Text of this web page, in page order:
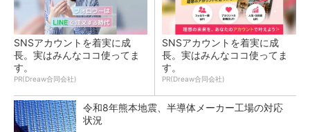
SNSアカウントを着実に成
長。実はみんなココ使ってま
す。
PR(Dreaw合同会社)
SNSアカウントを着実に成
長。実はみんなココ使ってま
す。
PR(Dreaw合同会社)
令和8年熊本地震、半導体メーカー工場の対応
状況